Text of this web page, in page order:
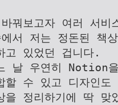
꿔보고자 여러 서비
서 저는 정돈된 책
고 있었던 겁니다.
날 우연히 Notion
할 수 있고 디자인도
을 정리하기에 딱